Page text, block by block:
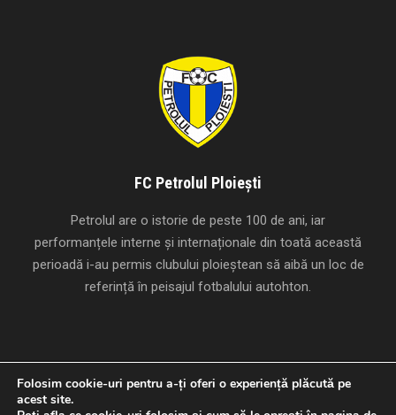
FC Petrolul Ploiești
Petrolul are o istorie de peste 100 de ani, iar
performanțele interne și internaționale din toată această
perioadă i-au permis clubului ploieștean să aibă un loc de
referință în peisajul fotbalului autohton.
Creat cu
Folosim cookie-uri pentru a-ți oferi o experiență plăcută pe
acest site.